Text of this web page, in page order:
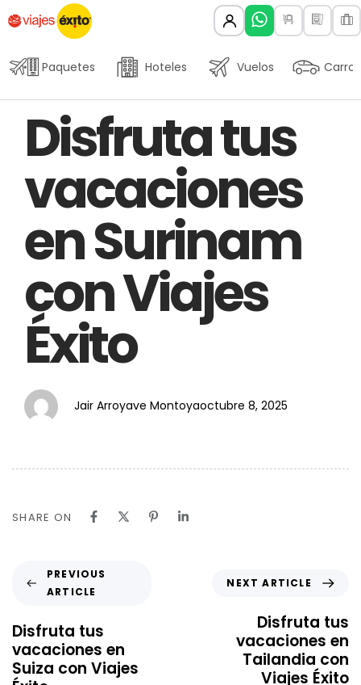
Paquetes Hoteles Vuelos Carros
IN:
Disfruta tus
vacaciones
en Surinam
con Viajes
Éxito
Jair Arroyave Montoya
on:
octubre 8, 2025
SHARE ON
PREVIOUS
ARTICLE
Disfruta tus
vacaciones en
Suiza con Viajes
NEXT ARTICLE
Disfruta tus
vacaciones en
Tailandia con
Viajes Éxito